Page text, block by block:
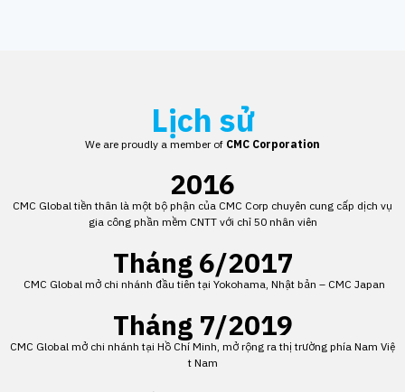
Lịch sử
We are proudly a member of CMC Corporation
2016
CMC Global tiền thân là một bộ phận của CMC Corp chuyên cung cấp dịch vụ
gia công phần mềm CNTT với chỉ 50 nhân viên
Tháng 6/2017
CMC Global mở chi nhánh đầu tiên tại Yokohama, Nhật bản – CMC Japan
Tháng 7/2019
CMC Global mở chi nhánh tại Hồ Chí Minh, mở rộng ra thị trường phía Nam Việ
t Nam